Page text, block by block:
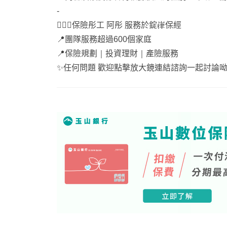
-
🙋🏻‍♀️保險彤工 阿彤 服務於錠嵂保經
📍團隊服務超過600個家庭
📍保險規劃｜投資理財｜產險服務
✨任何問題 歡迎點擊放大鏡連結諮詢一起討論